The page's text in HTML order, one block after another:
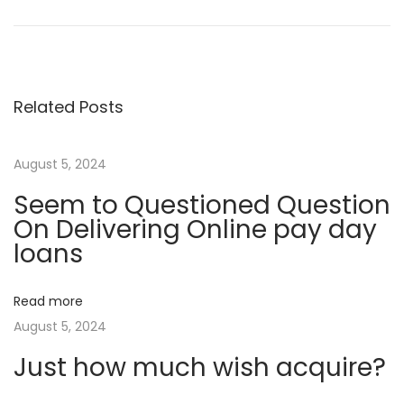
s
n
a
v
i
g
o
s
o
s
t
n
i
E
i
n
n
B
Related Posts
August 5, 2024
Seem to Questioned Question
On Delivering Online pay day
loans
Read more
August 5, 2024
Just how much wish acquire?